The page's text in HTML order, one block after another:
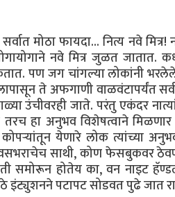
मोठा फायदा... नित्य नवे
नवे मित्र जुळत जातात.
पण जग चांगल्या लोकांनी
ते अफगाणी वाळवंटापर्यंत
उंचीवरही जाते. परंतु एकंदर
तरच हा अनुभव विशेषत्वाने
कोपऱ्यांतून येणारे लोक त्यांच्या
साथी, कोण फेसबुकवर
समोरून होतेय का, वन नाइट
पटापट सोडवत पुढे जात